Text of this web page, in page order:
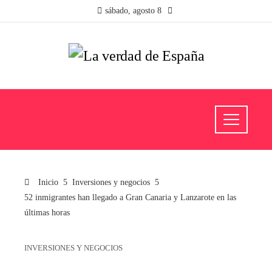
sábado, agosto 8
Inicio
Inversiones y negocios
52 inmigrantes han llegado a Gran Canaria y Lanzarote en las
últimas horas
INVERSIONES Y NEGOCIOS